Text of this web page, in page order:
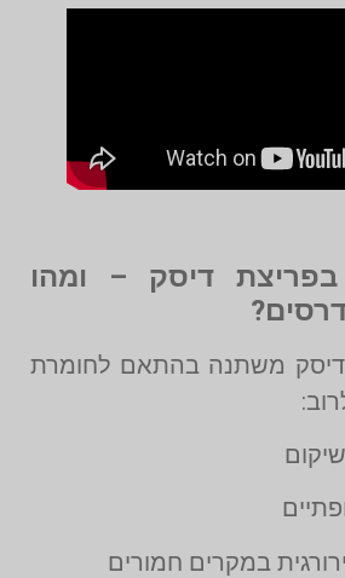
בפריצת דיסק – ומהו
דיסק משתנה בהתאם לחומרת
במקרים חמורים